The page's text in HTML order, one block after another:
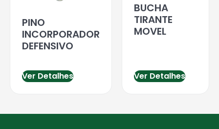
PINO
INCORPORADOR
DEFENSIVO
Ver Detalhes
BUCHA
TIRANTE
MOVEL
Ver Detalhes